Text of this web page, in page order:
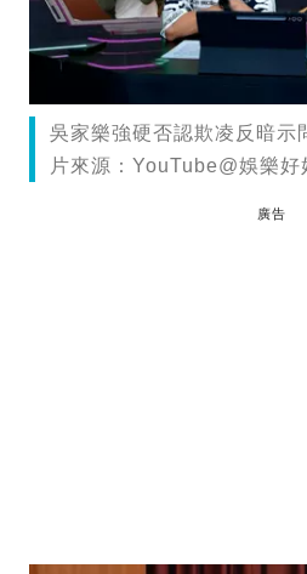
吳家樂強硬否認欺凌反暗示
片來源：YouTube@娛樂好
廣告